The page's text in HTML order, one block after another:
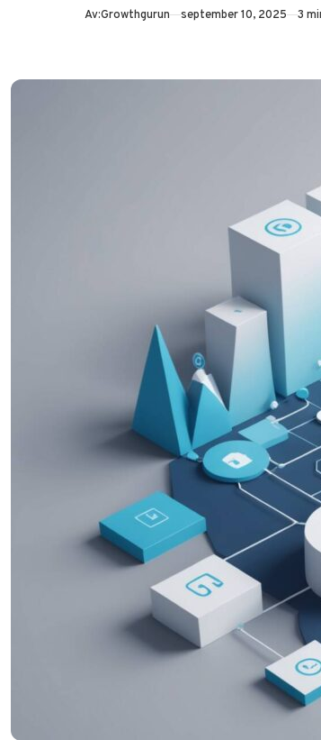
Av:Growthgurun Publicerad
september 10, 2025 3